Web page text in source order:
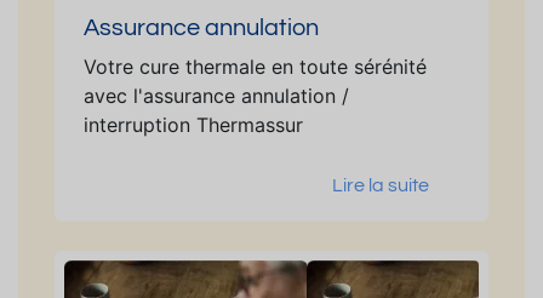
Assurance annulation
Votre cure thermale en toute sérénité
avec l'assurance annulation /
interruption Thermassur
Lire la suite